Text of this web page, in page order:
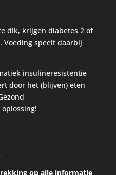
dik, krijgen diabetes 2 of
Voeding speelt daarbij
insulineresistentie
door het (blijven) eten
op alle informatie